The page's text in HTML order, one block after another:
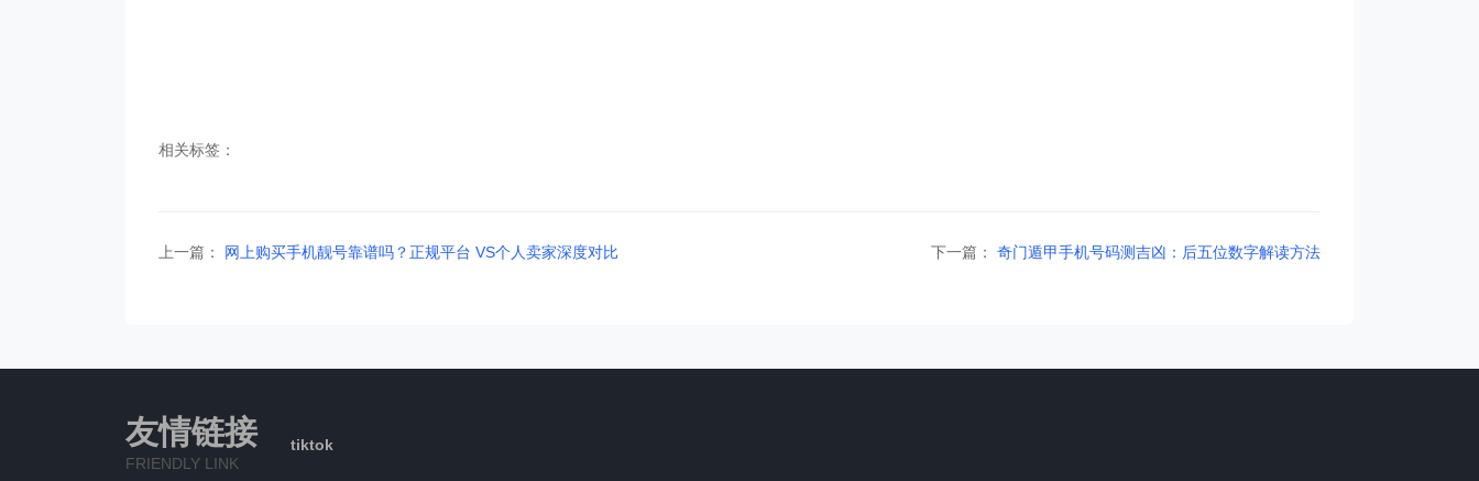
相关标签：
上一篇： 网上购买手机靓号靠谱吗？正规平台 VS个人卖家深度对比 下一篇： 奇门遁甲手机号码测吉凶：后五位数字解读方法
友情链接
FRIENDLY LINK
tiktok